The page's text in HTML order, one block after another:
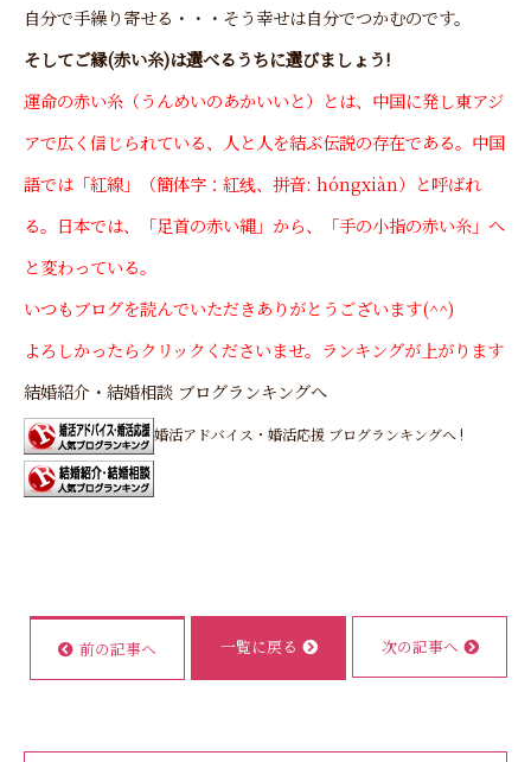
自分で手繰り寄せる・・・そう幸せは自分でつかむのです。
そしてご縁(赤い糸)は選べるうちに選びましょう!
運命の赤い糸（うんめいのあかいいと）とは、中国に発し東アジ
アで広く信じられている、人と人を結ぶ伝説の存在である。中国
語では「紅線」（簡体字：紅线、拼音: hóngxiàn）と呼ばれ
る。日本では、「足首の赤い縄」から、「手の小指の赤い糸」へ
と変わっている。
いつもブログを読んでいただきありがとうございます(^^)
よろしかったらクリックくださいませ。ランキングが上がります
結婚紹介・結婚相談 ブログランキングへ
婚活アドバイス・婚活応援 ブログランキングへ !
前の記事へ 一覧に戻る 次の記事へ